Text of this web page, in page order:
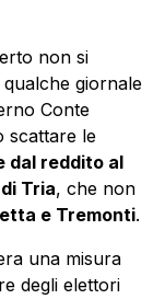
non si
giornale
Conte
scattare le
dal reddito al
Tria, che non
e Tremonti.
una misura
degli elettori